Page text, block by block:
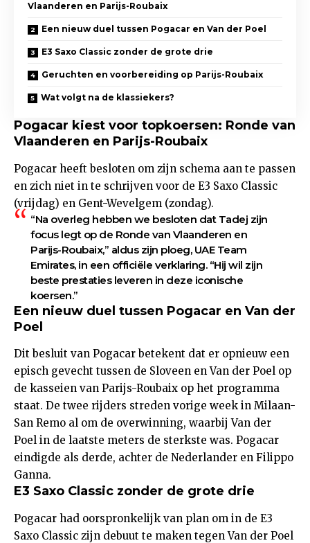
Vlaanderen en Parijs-Roubaix
Een nieuw duel tussen Pogacar en Van der Poel
E3 Saxo Classic zonder de grote drie
Geruchten en voorbereiding op Parijs-Roubaix
Wat volgt na de klassiekers?
Pogacar kiest voor topkoersen: Ronde van
Vlaanderen en Parijs-Roubaix
Pogacar heeft besloten om zijn schema aan te passen
en zich niet in te schrijven voor de E3 Saxo Classic
(vrijdag) en Gent-Wevelgem (zondag).
“Na overleg hebben we besloten dat Tadej zijn
focus legt op de Ronde van Vlaanderen en
Parijs-Roubaix,” aldus zijn ploeg, UAE Team
Emirates, in een officiële verklaring. “Hij wil zijn
beste prestaties leveren in deze iconische
koersen.”
Een nieuw duel tussen Pogacar en Van der
Poel
Dit besluit van Pogacar betekent dat er opnieuw een
episch gevecht tussen de Sloveen en Van der Poel op
de kasseien van Parijs-Roubaix op het programma
staat. De twee rijders streden vorige week in Milaan-
San Remo al om de overwinning, waarbij Van der
Poel in de laatste meters de sterkste was. Pogacar
eindigde als derde, achter de Nederlander en Filippo
Ganna.
E3 Saxo Classic zonder de grote drie
Pogacar had oorspronkelijk van plan om in de E3
Saxo Classic zijn debuut te maken tegen Van der Poel